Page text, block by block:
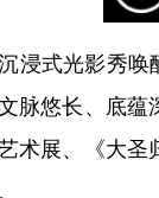
式光影秀唤
脉悠长、底
术展、《大